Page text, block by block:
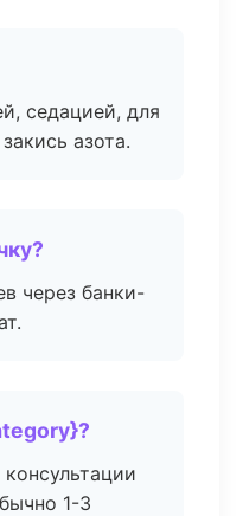
седацией, для
азота.
через банки-
1-3